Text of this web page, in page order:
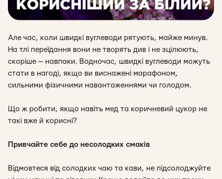
Але час, коли швидкі вуглеводи рятують, майже минув.
На тлі переїдання вони не творять див і не зцілюють,
скоріше — навпаки. Водночас, швидкі вуглеводи можуть
стати в нагоді, якщо ви виснажені марафоном,
сильними фізичними навантаженнями чи голодом.
Що ж робити, якщо навіть мед та коричневий цукор не
такі вже й корисні?
Привчайте себе до несолодких смаків
Відмовтеся від солодких чаю та кави, не підсолоджуйте